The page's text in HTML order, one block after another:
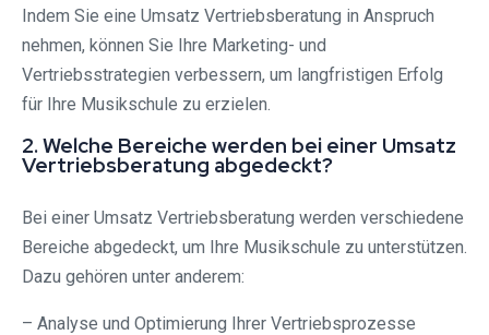
Indem Sie eine Umsatz Vertriebsberatung in Anspruch
nehmen, können Sie Ihre Marketing- und
Vertriebsstrategien verbessern, um langfristigen Erfolg
für Ihre Musikschule zu erzielen.
2. Welche Bereiche werden bei einer Umsatz
Vertriebsberatung abgedeckt?
Bei einer Umsatz Vertriebsberatung werden verschiedene
Bereiche abgedeckt, um Ihre Musikschule zu unterstützen.
Dazu gehören unter anderem:
– Analyse und Optimierung Ihrer Vertriebsprozesse